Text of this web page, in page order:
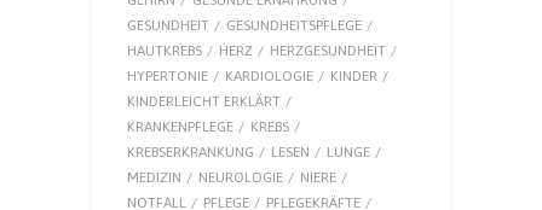
GESUNDHEIT
GESUNDHEITSPFLEGE
HAUTKREBS
HERZ
HERZGESUNDHEIT
HYPERTONIE
KARDIOLOGIE
KINDER
KINDERLEICHT ERKLÄRT
KRANKENPFLEGE
KREBS
KREBSERKRANKUNG
LESEN
LUNGE
MEDIZIN
NEUROLOGIE
NIERE
NOTFALL
PFLEGE
PFLEGEKRÄFTE